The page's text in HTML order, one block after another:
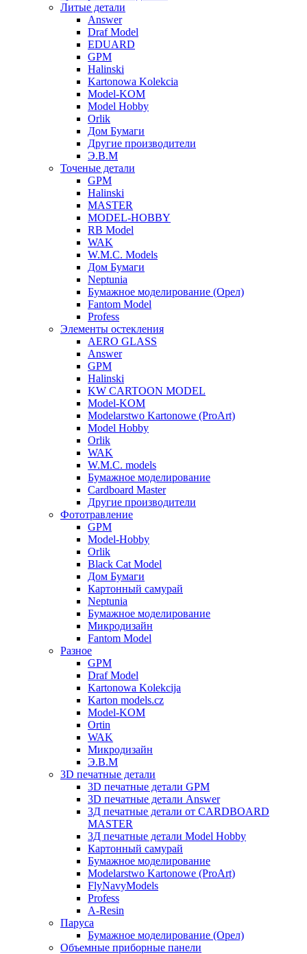
Литые детали
Answer
Draf Model
EDUARD
GPM
Halinski
Kartonowa Kolekcia
Model-KOM
Model Hobby
Orlik
Дом Бумаги
Другие производители
Э.В.М
Точеные детали
GPM
Halinski
MASTER
MODEL-HOBBY
RB Model
WAK
W.M.C. Models
Дом Бумаги
Neptunia
Бумажное моделирование (Орел)
Fantom Model
Profess
Элементы остекления
AERO GLASS
Answer
GPM
Halinski
KW CARTOON MODEL
Model-KOM
Modelarstwo Kartonowe (ProArt)
Model Hobby
Orlik
WAK
W.M.C. models
Бумажное моделирование
Cardboard Master
Другие производители
Фототравление
GPM
Model-Hobby
Orlik
Black Cat Model
Дом Бумаги
Картонный самурай
Neptunia
Бумажное моделирование
Микродизайн
Fantom Model
Разное
GPM
Draf Model
Kartonowa Kolekcija
Karton models.cz
Model-KOM
Ortin
WAK
Микродизайн
Э.В.М
3D печатные детали
3D печатные детали GPM
3D печатные детали Answer
3Д печатные детали от CARDBOARD
MASTER
3Д печатные детали Model Hobby
Картонный самурай
Бумажное моделирование
Modelarstwo Kartonowe (ProArt)
FlyNavyModels
Profess
A-Resin
Паруса
Бумажное моделирование (Орел)
Объемные приборные панели